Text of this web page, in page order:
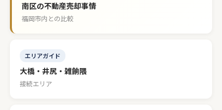
南区の不動産売却事情
福岡市内との比較
エリアガイド
大橋・井尻・雑餉隈
接続エリア